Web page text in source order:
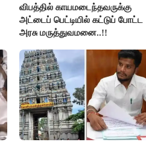
விபத்தில் காயமடைந்தவருக்கு
அட்டைப் பெட்டியில் கட்டுப் போட்ட
அரசு மருத்துவமனை..!!